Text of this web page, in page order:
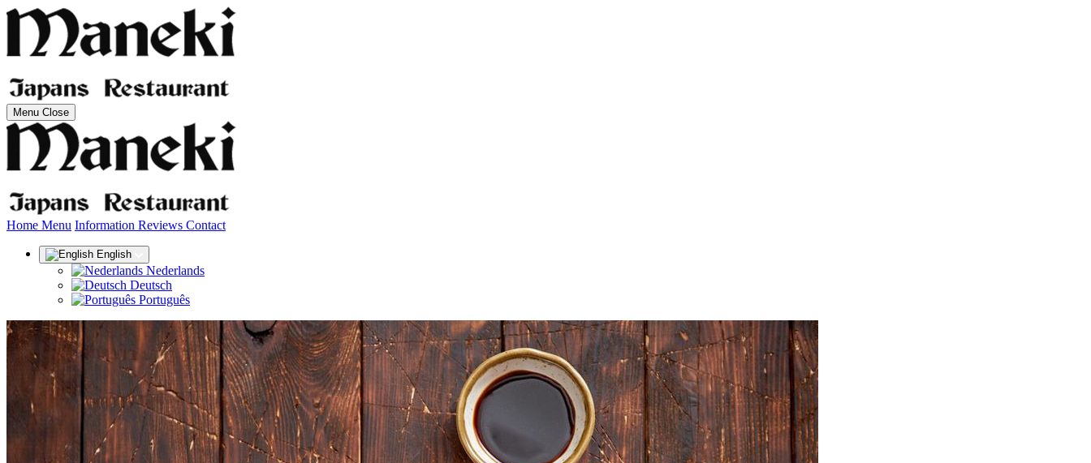
Menu Close
Home (current)
Menu Information Reviews Contact
English
Nederlands
Deutsch
Português